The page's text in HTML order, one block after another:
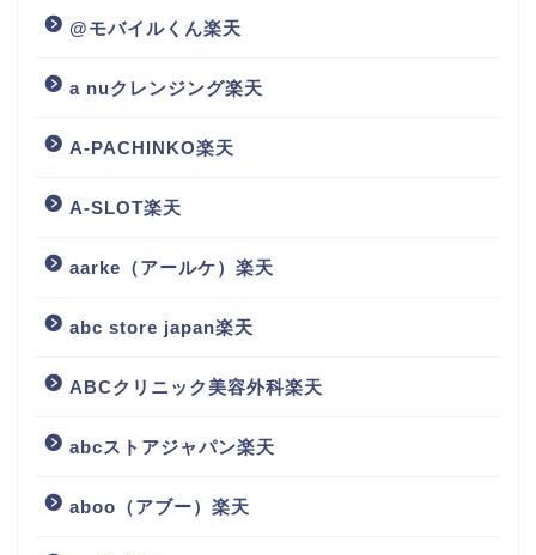
@モバイルくん楽天
a nuクレンジング楽天
A-PACHINKO楽天
A-SLOT楽天
aarke（アールケ）楽天
abc store japan楽天
ABCクリニック美容外科楽天
abcストアジャパン楽天
aboo（アブー）楽天